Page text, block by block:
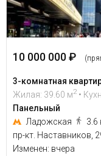
10 000 000 ₽
3-комнатная
Жилая: 39.60 м2 •
Панельный
Ладожская
3.6
пр-кт. Наставников,
Изменен: вчера